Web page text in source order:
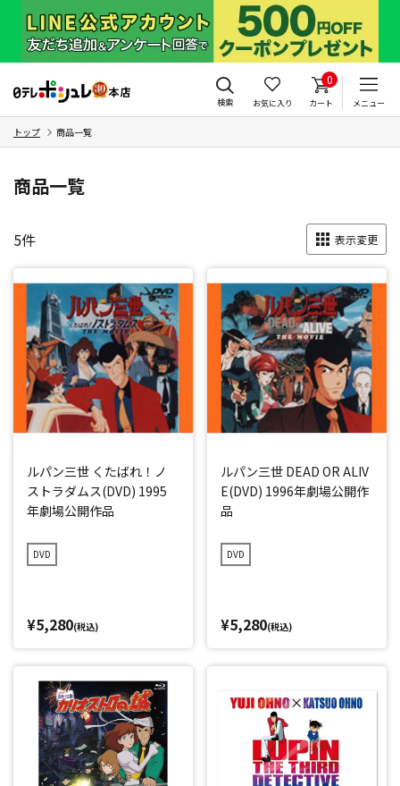
検索 お気に入り
0
カート メニュー
トップ 商品一覧
商品一覧
5件 表示変更
ルパン三世 くたばれ！ノ
ストラダムス(DVD) 1995
年劇場公開作品
DVD
¥5,280(税込)
ルパン三世 DEAD OR ALIV
E(DVD) 1996年劇場公開作
品
DVD
¥5,280(税込)